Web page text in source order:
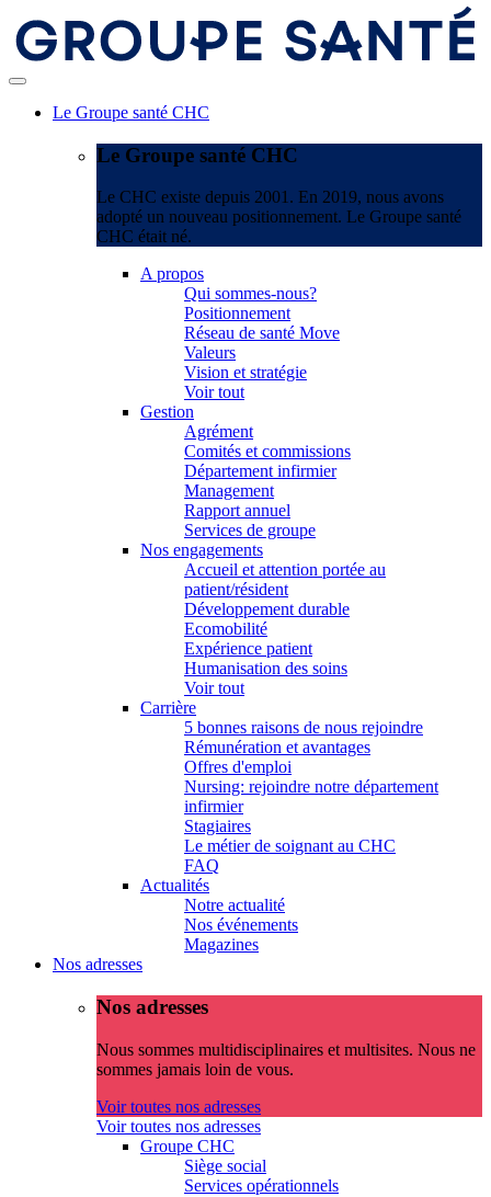
Le Groupe santé CHC
Le Groupe santé CHC
Le CHC existe depuis 2001. En 2019, nous avons
adopté un nouveau positionnement. Le Groupe santé
CHC était né.
A propos
Qui sommes-nous?
Positionnement
Réseau de santé Move
Valeurs
Vision et stratégie
Voir tout
Gestion
Agrément
Comités et commissions
Département infirmier
Management
Rapport annuel
Services de groupe
Nos engagements
Accueil et attention portée au
patient/résident
Développement durable
Ecomobilité
Expérience patient
Humanisation des soins
Voir tout
Carrière
5 bonnes raisons de nous rejoindre
Rémunération et avantages
Offres d'emploi
Nursing: rejoindre notre département
infirmier
Stagiaires
Le métier de soignant au CHC
FAQ
Actualités
Notre actualité
Nos événements
Magazines
Nos adresses
Nos adresses
Nous sommes multidisciplinaires et multisites. Nous ne
sommes jamais loin de vous.
Voir toutes nos adresses
Voir toutes nos adresses
Groupe CHC
Siège social
Services opérationnels